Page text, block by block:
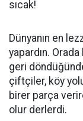
sıcak!
Dünyanın en
yapardın.
geri
çiftçiler, köy
birer parça
olur derlerdi.